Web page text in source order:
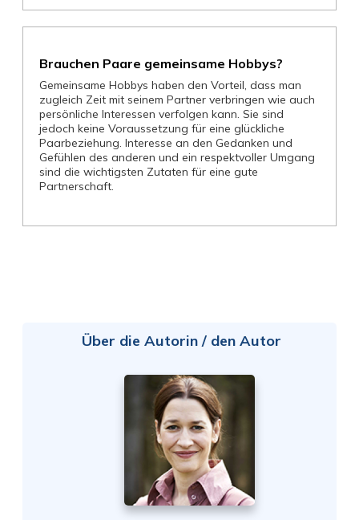
Brauchen Paare gemeinsame Hobbys?
Gemeinsame Hobbys haben den Vorteil, dass man
zugleich Zeit mit seinem Partner verbringen wie auch
persönliche Interessen verfolgen kann. Sie sind
jedoch keine Voraussetzung für eine glückliche
Paarbeziehung. Interesse an den Gedanken und
Gefühlen des anderen und ein respektvoller Umgang
sind die wichtigsten Zutaten für eine gute
Partnerschaft.
Über die Autorin / den Autor